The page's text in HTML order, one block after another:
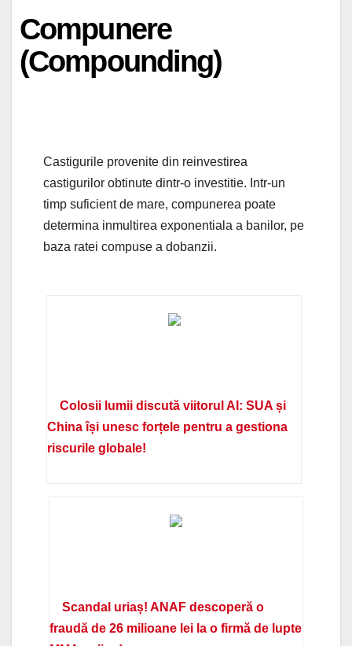
Compunere
(Compounding)
Castigurile provenite din reinvestirea
castigurilor obtinute dintr-o investitie. Intr-un
timp suficient de mare, compunerea poate
determina inmultirea exponentiala a banilor, pe
baza ratei compuse a dobanzii.
Colosii lumii discută viitorul AI: SUA și
China își unesc forțele pentru a gestiona
riscurile globale!
Scandal uriaș! ANAF descoperă o
fraudă de 26 milioane lei la o firmă de lupte